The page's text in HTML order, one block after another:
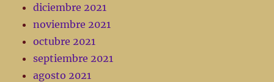
diciembre 2021
noviembre 2021
octubre 2021
septiembre 2021
agosto 2021